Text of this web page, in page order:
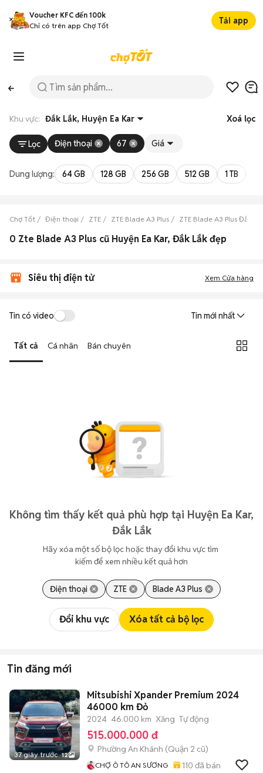
Voucher KFC đến 100k
Chỉ có trên app Chợ Tốt
Tải app
Khu vực: Đắk Lắk, Huyện Ea Kar Xoá lọc
Lọc Điện thoại 67 Giá
Dung lượng: 64 GB 128 GB 256 GB 512 GB 1 TB
Chợ Tốt Điện thoại ZTE ZTE Blade A3 Plus ZTE Blade A3 Plus Đắk Lắk
0 Zte Blade A3 Plus cũ Huyện Ea Kar, Đắk Lắk đẹp
Siêu thị điện tử Xem Cửa hàng
Tin có video Tin mới nhất
Tất cả Cá nhân Bán chuyên
Không tìm thấy kết quả phù hợp tại Huyện Ea Kar,
Đắk Lắk
Hãy xóa một số bộ lọc hoặc thay đổi khu vực tìm
kiếm để xem nhiều kết quả hơn
Điện thoại ZTE Blade A3 Plus
Đổi khu vực Xóa tất cả bộ lọc
Tin đăng mới
37 giây trước 12
Mitsubishi Xpander Premium 2024
46000 km Đỏ
2024 46.000 km Xăng Tự động
515.000.000 đ
Phường An Khánh (Quận 2 cũ)
CHỢ Ô TÔ AN SƯƠNG 110 đã bán